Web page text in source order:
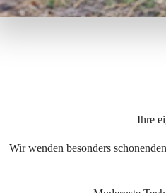
Ihre
Wir wenden besonders